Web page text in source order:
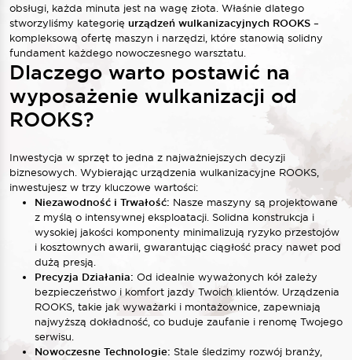
obsługi, każda minuta jest na wagę złota. Właśnie dlatego
stworzyliśmy kategorię urządzeń wulkanizacyjnych ROOKS –
kompleksową ofertę maszyn i narzędzi, które stanowią solidny
fundament każdego nowoczesnego warsztatu.
Dlaczego warto postawić na
wyposażenie wulkanizacji od
ROOKS?
Inwestycja w sprzęt to jedna z najważniejszych decyzji
biznesowych. Wybierając urządzenia wulkanizacyjne ROOKS,
inwestujesz w trzy kluczowe wartości:
Niezawodność i Trwałość: Nasze maszyny są projektowane
z myślą o intensywnej eksploatacji. Solidna konstrukcja i
wysokiej jakości komponenty minimalizują ryzyko przestojów
i kosztownych awarii, gwarantując ciągłość pracy nawet pod
dużą presją.
Precyzja Działania: Od idealnie wyważonych kół zależy
bezpieczeństwo i komfort jazdy Twoich klientów. Urządzenia
ROOKS, takie jak wyważarki i montażownice, zapewniają
najwyższą dokładność, co buduje zaufanie i renomę Twojego
serwisu.
Nowoczesne Technologie: Stale śledzimy rozwój branży,